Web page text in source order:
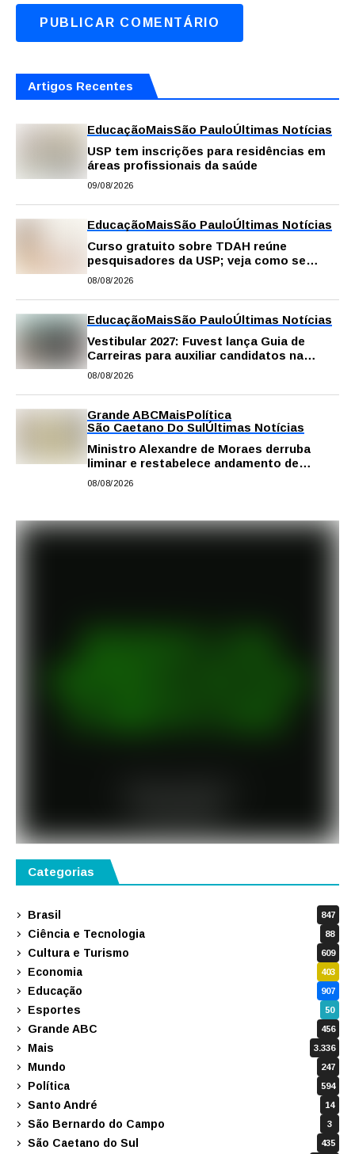
Artigos Recentes
EducaçãoMaisSão PauloÚltimas Notícias
USP tem inscrições para residências em
áreas profissionais da saúde
09/08/2026
EducaçãoMaisSão PauloÚltimas Notícias
Curso gratuito sobre TDAH reúne
pesquisadores da USP; veja como se
inscrever
08/08/2026
EducaçãoMaisSão PauloÚltimas Notícias
Vestibular 2027: Fuvest lança Guia de
Carreiras para auxiliar candidatos na
escolha da profissão
08/08/2026
Grande ABCMaisPolítica
São Caetano Do SulÚltimas Notícias
Ministro Alexandre de Moraes derruba
liminar e restabelece andamento de
comissão processante contra vereador
08/08/2026
Categorias
Brasil 847
Ciência e Tecnologia 88
Cultura e Turismo 609
Economia 403
Educação 907
Esportes 50
Grande ABC 456
Mais 3.336
Mundo 247
Política 594
Santo André 14
São Bernardo do Campo 3
São Caetano do Sul 435